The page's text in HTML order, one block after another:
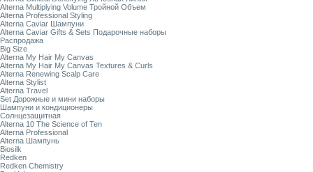
Alterna Multiplying Volume Тройной Объем
Alterna Professional Styling
Alterna Caviar Шампуни
Alterna Caviar Gifts & Sets Подарочные наборы
Распродажа
Big Size
Alterna My Hair My Canvas
Alterna My Hair My Canvas Textures & Curls
Alterna Renewing Scalp Care
Alterna Stylist
Alterna Travel
Set Дорожные и мини наборы
Шампуни и кондиционеры
Солнцезащитная
Alterna 10 The Science of Ten
Alterna Professional
Alterna Шампунь
Biosilk
Redken
Redken Chemistry